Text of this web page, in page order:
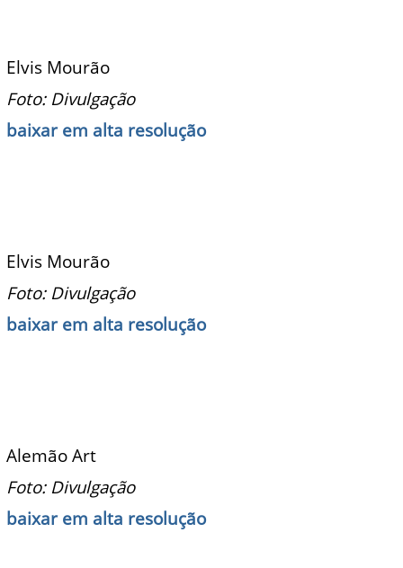
Elvis Mourão
Foto: Divulgação
baixar em alta resolução
Elvis Mourão
Foto: Divulgação
baixar em alta resolução
Alemão Art
Foto: Divulgação
baixar em alta resolução